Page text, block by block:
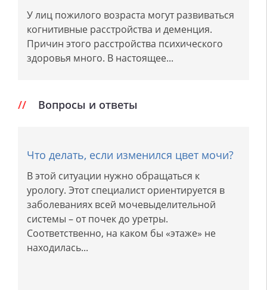
У лиц пожилого возраста могут развиваться
когнитивные расстройства и деменция.
Причин этого расстройства психического
здоровья много. В настоящее...
Вопросы и ответы
Что делать, если изменился цвет мочи?
В этой ситуации нужно обращаться к
урологу. Этот специалист ориентируется в
заболеваниях всей мочевыделительной
системы – от почек до уретры.
Соответственно, на каком бы «этаже» не
находилась...